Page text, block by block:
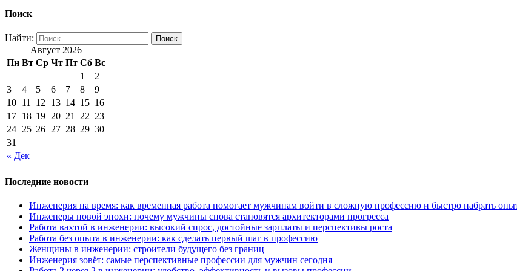
Поиск
Найти:
Август 2026
Пн Вт Ср Чт Пт Сб Вс
« Дек
1
2
3
4 5 6 7 8
9
10 11 12 13 14 15 16
17 18 19 20 21 22 23
24 25 26 27 28 29 30
31
Последние новости
Инженерия на время: как временная работа помогает мужчинам войти в сложную профессию и быстро набрать
Инженеры новой эпохи: почему мужчины снова становятся архитекторами прогресса
Работа вахтой в инженерии: высокий спрос, достойные зарплаты и перспективы роста
Работа без опыта в инженерии: как сделать первый шаг в профессию
Женщины в инженерии: строители будущего без границ
Инженерия зовёт: самые перспективные профессии для мужчин сегодня